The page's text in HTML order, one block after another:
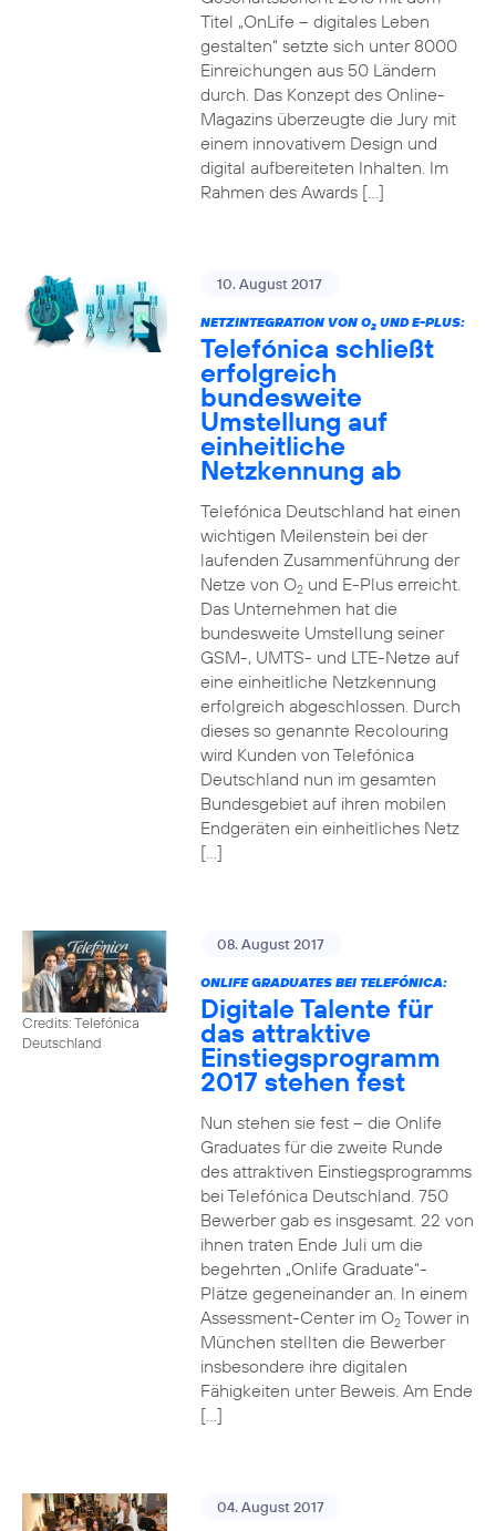
Titel „OnLife – digitales Leben
gestalten“ setzte sich unter 8000
Einreichungen aus 50 Ländern
durch. Das Konzept des Online-
Magazins überzeugte die Jury mit
einem innovativem Design und
digital aufbereiteten Inhalten. Im
Rahmen des Awards […]
10. August 2017
NETZINTEGRATION VON O2UND E-PLUS:
Telefónica schließt
erfolgreich
bundesweite
Umstellung auf
einheitliche
Netzkennung ab
Telefónica Deutschland hat einen
wichtigen Meilenstein bei der
laufenden Zusammenführung der
Netze von O2und E-Plus erreicht.
Das Unternehmen hat die
bundesweite Umstellung seiner
GSM-, UMTS- und LTE-Netze auf
eine einheitliche Netzkennung
erfolgreich abgeschlossen. Durch
dieses so genannte Recolouring
wird Kunden von Telefónica
Deutschland nun im gesamten
Bundesgebiet auf ihren mobilen
Endgeräten ein einheitliches Netz
[…]
Credits: Telefónica
Deutschland
08. August 2017
ONLIFE GRADUATES BEI TELEFÓNICA:
Digitale Talente für
das attraktive
Einstiegsprogramm
2017 stehen fest
Nun stehen sie fest – die Onlife
Graduates für die zweite Runde
des attraktiven Einstiegsprogramms
bei Telefónica Deutschland. 750
Bewerber gab es insgesamt. 22 von
ihnen traten Ende Juli um die
begehrten „Onlife Graduate“-
Plätze gegeneinander an. In einem
Assessment-Center im O2Tower in
München stellten die Bewerber
insbesondere ihre digitalen
Fähigkeiten unter Beweis. Am Ende
[…]
04. August 2017